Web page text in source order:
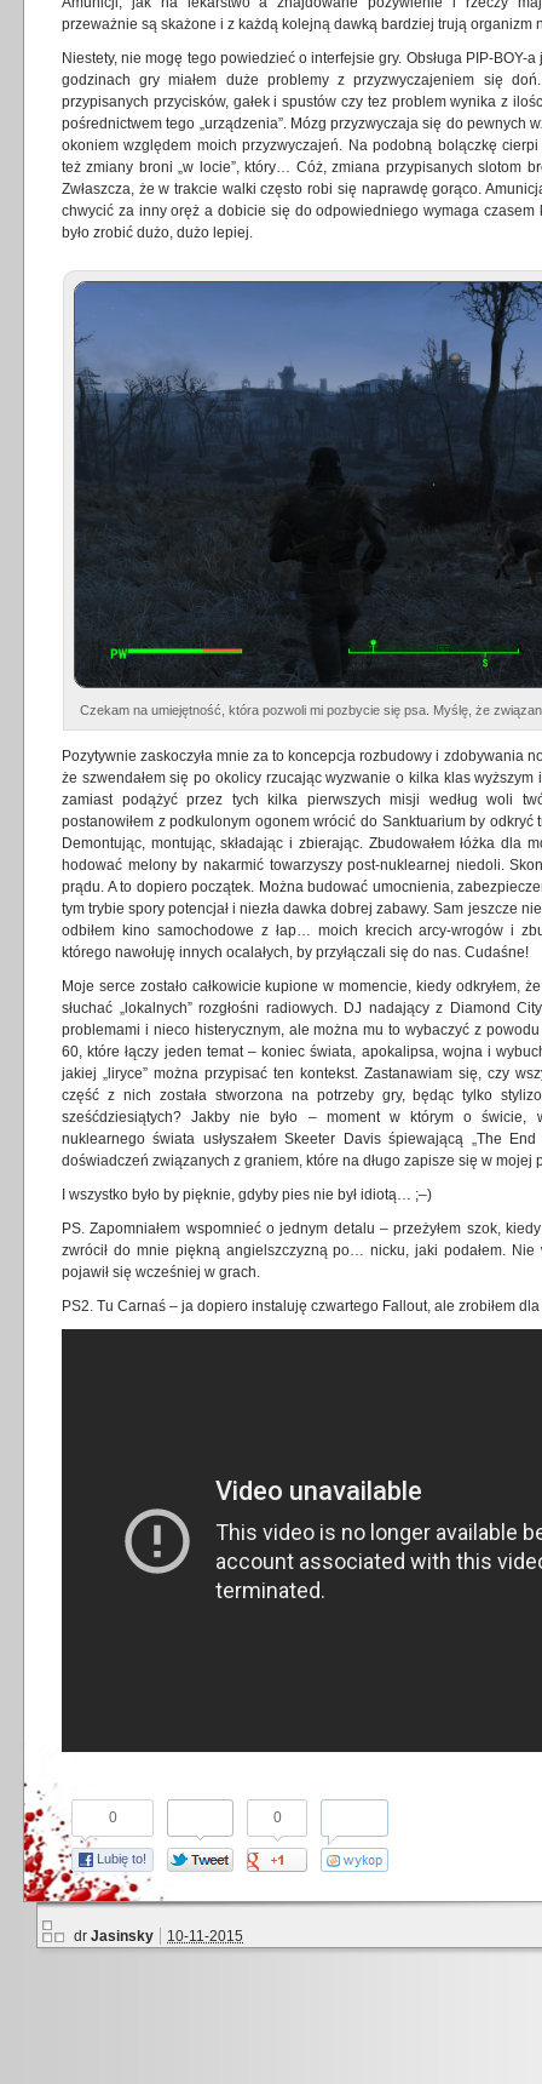
przeważnie są skażone i z każdą kolejną dawką bardziej trują organizm
Niestety, nie mogę tego powiedzieć o interfejsie gry. Obsługa PIP-
godzinach gry miałem duże problemy z przyzwyczajeniem się
przypisanych przycisków, gałek i spustów czy tez problem wynika z
pośrednictwem tego „urządzenia”. Mózg przyzwyczaja się do pewnych
okoniem względem moich przyzwyczajeń. Na podobną bolączkę
też zmiany broni „w locie”, który… Cóż, zmiana przypisanych slotom
Zwłaszcza, że w trakcie walki często robi się naprawdę gorąco.
chwycić za inny oręż a dobicie się do odpowiedniego wymaga czasem
było zrobić dużo, dużo lepiej.
Czekam na umiejętność, która pozwoli mi pozbycie się psa. Myślę, że
Pozytywnie zaskoczyła mnie za to koncepcja rozbudowy i zdobywania
że szwendałem się po okolicy rzucając wyzwanie o kilka klas
zamiast podążyć przez tych kilka pierwszych misji według woli
postanowiłem z podkulonym ogonem wrócić do Sanktuarium by odkryć
Demontując, montując, składając i zbierając. Zbudowałem łóżka dla
hodować melony by nakarmić towarzyszy post-nuklearnej niedoli.
prądu. A to dopiero początek. Można budować umocnienia,
tym trybie spory potencjał i niezła dawka dobrej zabawy. Sam jeszcze
odbiłem kino samochodowe z łap… moich krecich arcy-wrogów i
którego nawołuję innych ocalałych, by przyłączali się do nas. Cudaśne!
Moje serce zostało całkowicie kupione w momencie, kiedy odkryłem,
słuchać „lokalnych” rozgłośni radiowych. DJ nadający z Diamond
problemami i nieco histerycznym, ale można mu to wybaczyć z
60, które łączy jeden temat – koniec świata, apokalipsa, wojna i
jakiej „liryce” można przypisać ten kontekst. Zastanawiam się, czy
część z nich została stworzona na potrzeby gry, będąc tylko
sześćdziesiątych? Jakby nie było – moment w którym o świcie,
nuklearnego świata usłyszałem Skeeter Davis śpiewającą „The
doświadczeń związanych z graniem, które na długo zapisze się w mojej
I wszystko było by pięknie, gdyby pies nie był idiotą… ;–)
PS. Zapomniałem wspomnieć o jednym detalu – przeżyłem szok,
zwrócił do mnie piękną angielszczyzną po… nicku, jaki podałem. Nie
pojawił się wcześniej w grach.
PS2. Tu Carnaś – ja dopiero instaluję czwartego Fallout, ale zrobiłem
0
Lubię to!
0
dr Jasinsky 10-11-2015